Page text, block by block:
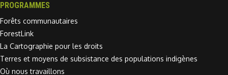
PROGRAMMES
Forêts communautaires
ForestLink
La Cartographie pour les droits
Terres et moyens de subsistance des populations indigènes
Où nous travaillons